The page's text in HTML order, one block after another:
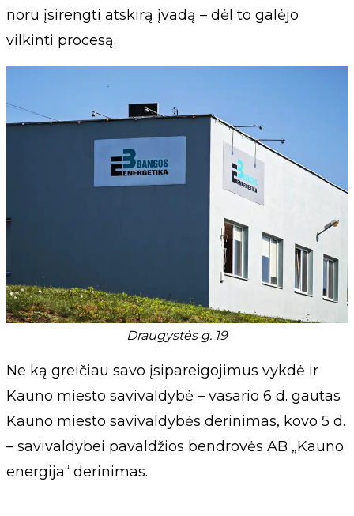
noru įsirengti atskirą įvadą – dėl to galėjo
vilkinti procesą.
Draugystės g. 19
Ne ką greičiau savo įsipareigojimus vykdė ir
Kauno miesto savivaldybė – vasario 6 d. gautas
Kauno miesto savivaldybės derinimas, kovo 5 d.
– savivaldybei pavaldžios bendrovės AB „Kauno
energija“ derinimas.